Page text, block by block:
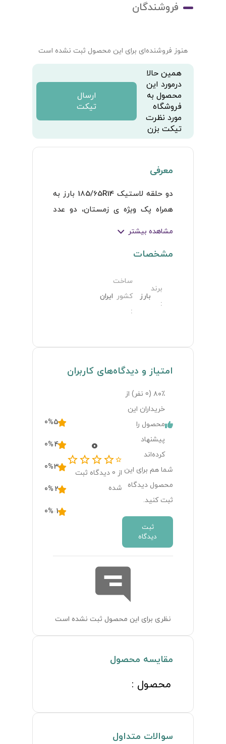
فروشندگان
هنوز فروشنده‌ای برای این محصول ثبت نشده است
همین حالا
درمورد این
محصول به
فروشگاه
مورد نظرت
تیکت بزن
ارسال
تیکت
معرفی
بالانس و نصب و ارسال در محل
مشاهده بیشتر
مشخصات
برند
:
بارز
ساخت
کشور
:
ایران
امتیاز و دیدگاه‌های کاربران
۸۰٪ ( 0 نفر) از
خریداران این
محصول را
پیشنهاد
کرده‌اند
شما هم برای این
محصول دیدگاه
ثبت کنید.
ثبت
دیدگاه
0
از 0 دیدگاه ثبت
شده
5
0%
4
0%
3
0%
2
0%
1
0%
نظری برای این محصول ثبت نشده است
مقایسه محصول
محصول :
سوالات متداول